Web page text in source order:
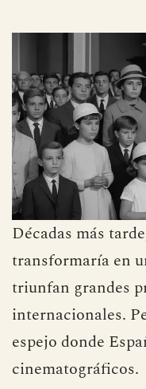
Décadas más
transformaría en
triunfan grandes
internacionales.
espejo donde
cinematográficos.